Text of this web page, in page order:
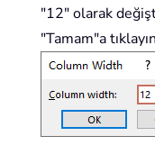
"12" olarak
"Tamam"a